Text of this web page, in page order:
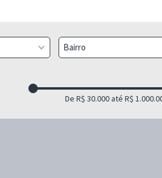
Bairro